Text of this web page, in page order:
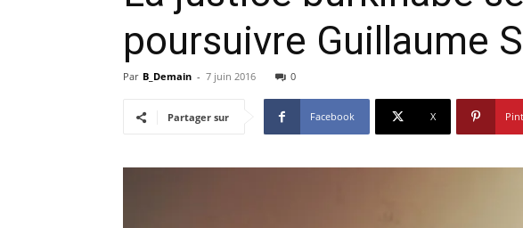
poursuivre Guillaume
Par B_Demain - 7 juin 2016 0
Partager sur Facebook X